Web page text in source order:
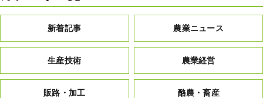
新着記事 農業ニュース
生産技術 農業経営
販路・加工 酪農・畜産